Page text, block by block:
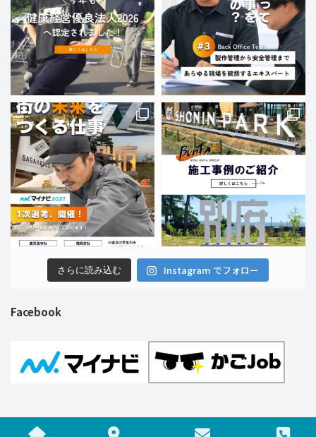
さらに読み込む Instagram でフォロー
Facebook
Copyright © 株式会社ブンカ巧芸社 All Rights Reserved.